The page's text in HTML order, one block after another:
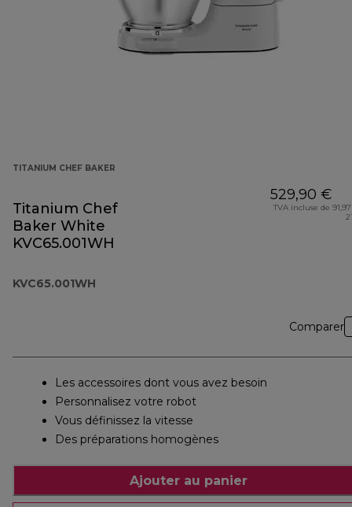
TITANIUM CHEF BAKER
Titanium Chef
Baker White
KVC65.001WH
KVC65.001WH
529,90 €
TVA incluse de
Comparer
Les accessoires dont vous avez besoin
Personnalisez votre robot
Vous définissez la vitesse
Des préparations homogènes
Ajouter au panier